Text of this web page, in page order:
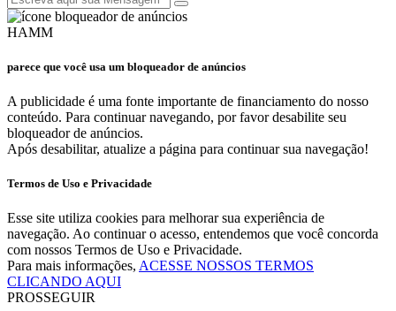
HAMM
parece que você usa um bloqueador de anúncios
A publicidade é uma fonte importante de financiamento do nosso
conteúdo. Para continuar navegando, por favor desabilite seu
bloqueador de anúncios.
Após desabilitar, atualize a página para continuar sua navegação!
Termos de Uso e Privacidade
Esse site utiliza cookies para melhorar sua experiência de
navegação. Ao continuar o acesso, entendemos que você concorda
com nossos Termos de Uso e Privacidade.
Para mais informações, ACESSE NOSSOS TERMOS
CLICANDO AQUI
PROSSEGUIR